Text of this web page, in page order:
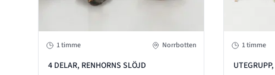
1 timme Norrbotten
4 DELAR, RENHORNS SLÖJD
1 timme